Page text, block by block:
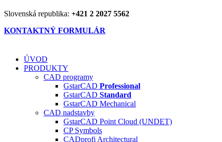
Slovenská republika: +421 2 2027 5562
KONTAKTNÝ FORMULÁR
ÚVOD
PRODUKTY
CAD programy
GstarCAD Professional
GstarCAD Standard
GstarCAD Mechanical
CAD nadstavby
GstarCAD Point Cloud (UNDET)
CP Symbols
CADprofi Architectural